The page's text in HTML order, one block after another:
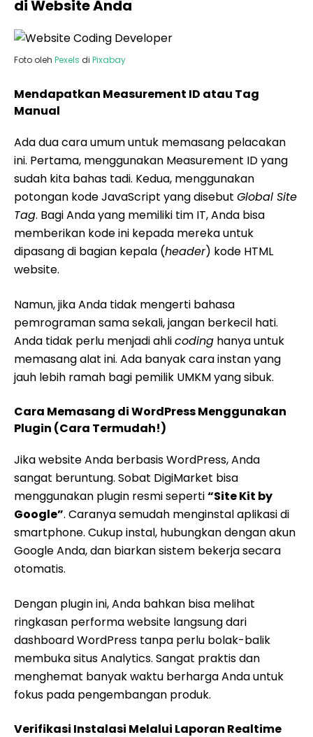
di Website Anda
Foto oleh Pexels di Pixabay
Mendapatkan Measurement ID atau Tag
Manual
Ada dua cara umum untuk memasang pelacakan
ini. Pertama, menggunakan Measurement ID yang
sudah kita bahas tadi. Kedua, menggunakan
potongan kode JavaScript yang disebut Global Site
Tag. Bagi Anda yang memiliki tim IT, Anda bisa
memberikan kode ini kepada mereka untuk
dipasang di bagian kepala (header) kode HTML
website.
Namun, jika Anda tidak mengerti bahasa
pemrograman sama sekali, jangan berkecil hati.
Anda tidak perlu menjadi ahlicoding hanya untuk
memasang alat ini. Ada banyak cara instan yang
jauh lebih ramah bagi pemilik UMKM yang sibuk.
Cara Memasang di WordPress Menggunakan
Plugin (Cara Termudah!)
Jika website Anda berbasis WordPress, Anda
sangat beruntung. Sobat DigiMarket bisa
menggunakan plugin resmi seperti“Site Kit by
Google”. Caranya semudah menginstal aplikasi di
smartphone. Cukup instal, hubungkan dengan akun
Google Anda, dan biarkan sistem bekerja secara
otomatis.
Dengan plugin ini, Anda bahkan bisa melihat
ringkasan performa website langsung dari
dashboard WordPress tanpa perlu bolak-balik
membuka situs Analytics. Sangat praktis dan
menghemat banyak waktu berharga Anda untuk
fokus pada pengembangan produk.
Verifikasi Instalasi Melalui Laporan Realtime